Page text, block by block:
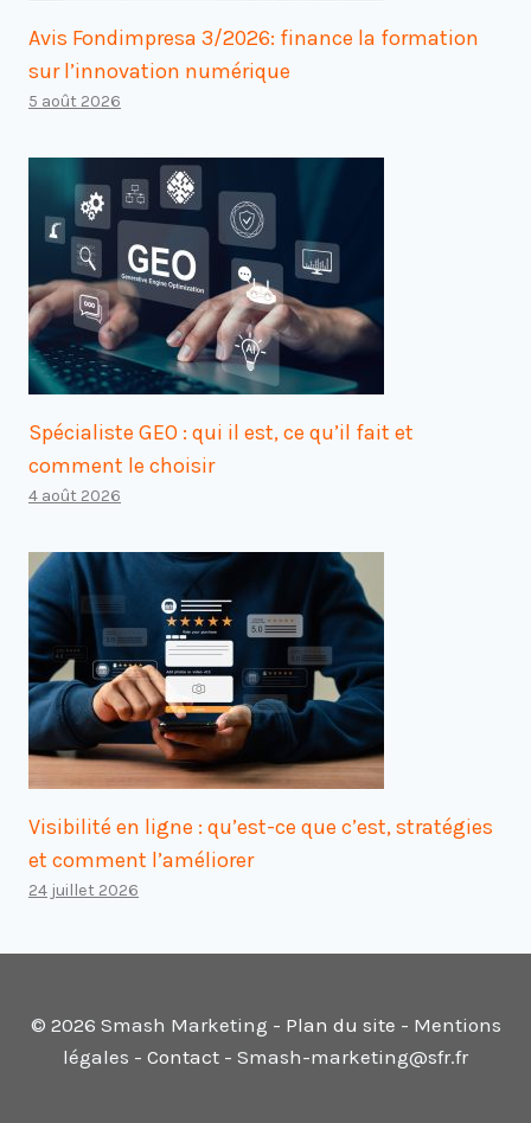
Avis Fondimpresa 3/2026: finance la formation
sur l’innovation numérique
5 août 2026
Spécialiste GEO : qui il est, ce qu’il fait et
comment le choisir
4 août 2026
Visibilité en ligne : qu’est-ce que c’est, stratégies
et comment l’améliorer
24 juillet 2026
© 2026 Smash Marketing - Plan du site - Mentions
légales - Contact - Smash-marketing@sfr.fr